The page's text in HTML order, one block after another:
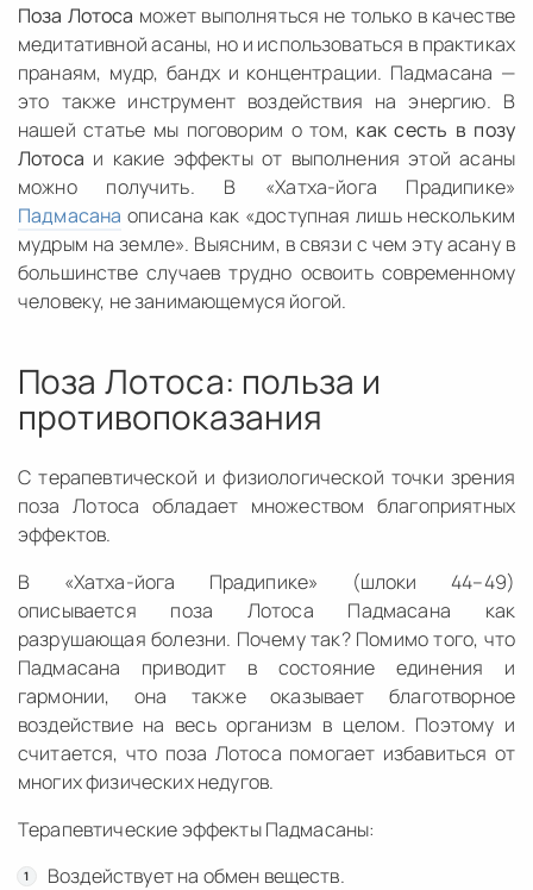
Поза Лотоса может выполняться не только в качестве
медитативной асаны, но и использоваться в практиках
пранаям, мудр, бандх и концентрации. Падмасана —
это также инструмент воздействия на энергию. В
нашей статье мы поговорим о том, как сесть в позу
Лотоса и какие эффекты от выполнения этой асаны
можно получить. В «Хатха-йога Прадипике»
Падмасана описана как «доступная лишь нескольким
мудрым на земле». Выясним, в связи с чем эту асану в
большинстве случаев трудно освоить современному
человеку, не занимающемуся йогой.
Поза Лотоса: польза и
противопоказания
С терапевтической и физиологической точки зрения
поза Лотоса обладает множеством благоприятных
эффектов.
В «Хатха-йога Прадипике» (шлоки 44–49)
описывается поза Лотоса Падмасана как
разрушающая болезни. Почему так? Помимо того, что
Падмасана приводит в состояние единения и
гармонии, она также оказывает благотворное
воздействие на весь организм в целом. Поэтому и
считается, что поза Лотоса помогает избавиться от
многих физических недугов.
Терапевтические эффекты Падмасаны:
Воздействует на обмен веществ.